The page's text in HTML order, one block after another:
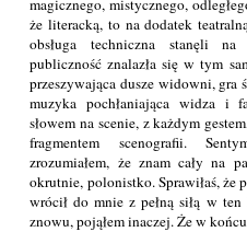
magicznego, mistycznego,
że literacką, to na dodatek
obsługa techniczna stanęli
publiczność znalazła się w tym
przeszywająca dusze widowni, gra
muzyka pochłaniająca widza i
słowem na scenie, z każdym
fragmentem scenografii.
zrozumiałem, że znam cały na
okrutnie, polonistko. Sprawiłaś,
wrócił do mnie z pełną siłą w
znowu, pojąłem inaczej. Że w